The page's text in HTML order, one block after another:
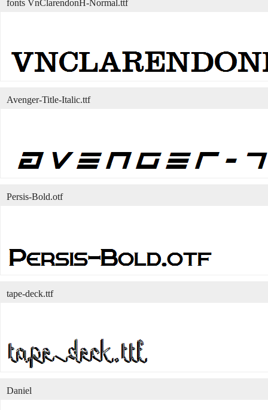
fonts VnClarendonH-Normal.ttf
Avenger-Title-Italic.ttf
Persis-Bold.otf
tape-deck.ttf
Daniel